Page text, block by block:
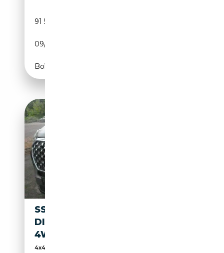
91 598 km
09/2020
Boîte manuelle
SSANGYONG REXTON 2.2
DIESEL SAPPHIRE ELEGANCE
4WD AHZV
4x4, Sièges électriques, Sièges ventilés, Siège à ...